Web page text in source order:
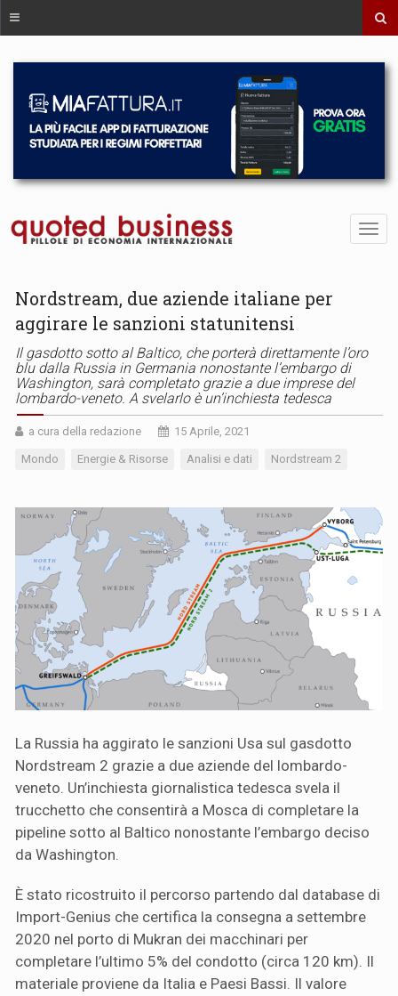
Nordstream, due aziende italiane per
aggirare le sanzioni statunitensi
Il gasdotto sotto al Baltico, che porterà direttamente l’oro
blu dalla Russia in Germania nonostante l’embargo di
Washington, sarà completato grazie a due imprese del
lombardo-veneto. A svelarlo è un’inchiesta tedesca
a cura della redazione 15 Aprile, 2021
Mondo Energie & Risorse Analisi e dati Nordstream 2
La Russia ha aggirato le sanzioni Usa sul gasdotto
Nordstream 2 grazie a due aziende del lombardo-
veneto. Un’inchiesta giornalistica tedesca svela il
trucchetto che consentirà a Mosca di completare la
pipeline sotto al Baltico nonostante l’embargo deciso
da Washington.
È stato ricostruito il percorso partendo dal database di
Import-Genius che certifica la consegna a settembre
2020 nel porto di Mukran dei macchinari per
completare l’ultimo 5% del condotto (circa 120 km). Il
materiale proviene da Italia e Paesi Bassi. Il valore